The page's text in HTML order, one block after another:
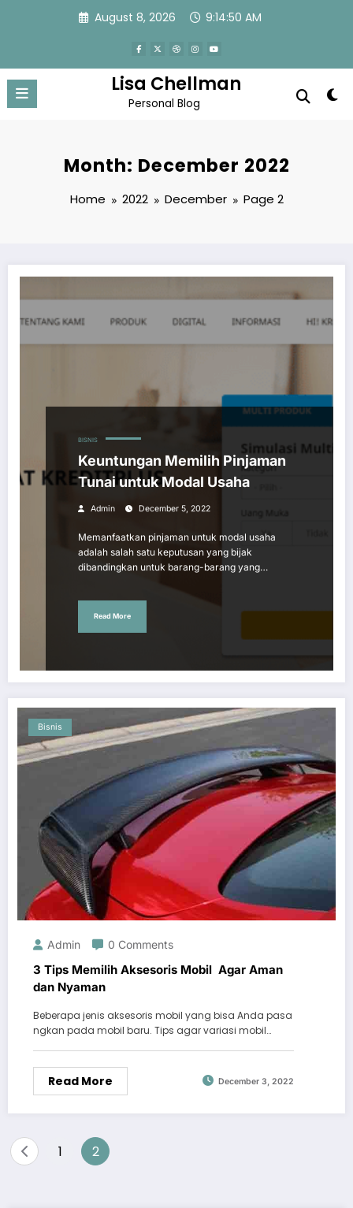
August 8, 2026 9:14:51 AM
Lisa Chellman
Personal Blog
Month: December 2022
Home 2022 December Page 2
BISNIS
Keuntungan Memilih Pinjaman
Tunai untuk Modal Usaha
Admin December 5, 2022
Memanfaatkan pinjaman untuk modal usaha
adalah salah satu keputusan yang bijak
dibandingkan untuk barang-barang yang…
Read More
Bisnis
Admin 0 Comments
3 Tips Memilih Aksesoris Mobil Agar Aman
dan Nyaman
Beberapa jenis aksesoris mobil yang bisa Anda pasa
ngkan pada mobil baru. Tips agar variasi mobil…
Read More December 3, 2022
Posts
1 2